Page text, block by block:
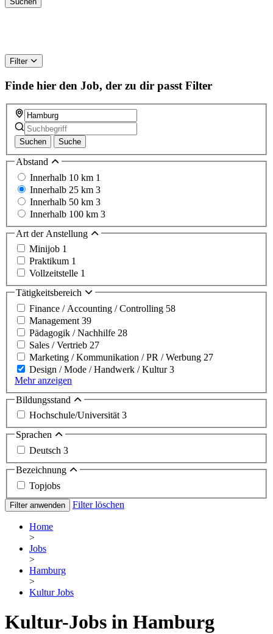
Filter
Finde hier den Job, der zu dir passt Filter
Suchen Suche
Abstand
Innerhalb 10 km 1
Innerhalb 25 km 3
Innerhalb 50 km 3
Innerhalb 100 km 3
Art der Anstellung
Minijob 1
Praktikum 1
Vollzeitstelle 1
Tätigkeitsbereich
Finance / Accounting / Controlling 58
Management 39
Pädagogik / Nachhilfe 28
Sales / Vertrieb 27
Marketing / Kommunikation / PR / Werbung 27
Design / Mode / Handwerk / Kultur3
Mehr anzeigen
Bildungsstand
Hochschule/Universität3
Sprachen
Deutsch 3
Bezeichnung
Topjobs
Filter anwenden Filter löschen
Home
>
Jobs
>
Hamburg
>
Kultur Jobs
Kultur-Jobs in Hamburg